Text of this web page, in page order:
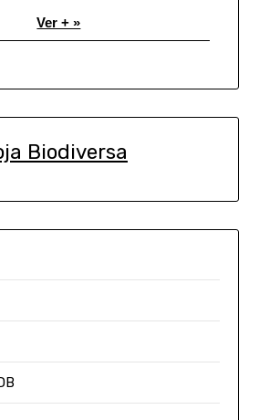
Ver + »
Biodiversa